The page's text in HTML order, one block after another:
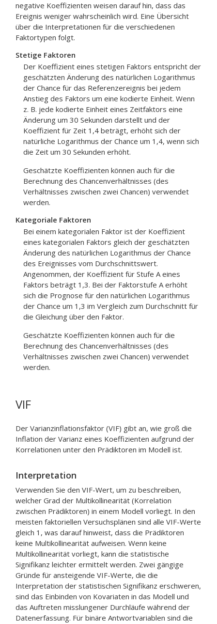
negative Koeffizienten weisen darauf hin, dass das
Ereignis weniger wahrscheinlich wird. Eine Übersicht
über die Interpretationen für die verschiedenen
Faktortypen folgt.
Stetige Faktoren
Der Koeffizient eines stetigen Faktors entspricht der
geschätzten Änderung des natürlichen Logarithmus
der Chance für das Referenzereignis bei jedem
Anstieg des Faktors um eine kodierte Einheit. Wenn
z. B. jede kodierte Einheit eines Zeitfaktors eine
Änderung um 30 Sekunden darstellt und der
Koeffizient für Zeit 1,4 beträgt, erhöht sich der
natürliche Logarithmus der Chance um 1,4, wenn sich
die Zeit um 30 Sekunden erhöht.
Geschätzte Koeffizienten können auch für die
Berechnung des Chancenverhältnisses (des
Verhältnisses zwischen zwei Chancen) verwendet
werden.
Kategoriale Faktoren
Bei einem kategorialen Faktor ist der Koeffizient
eines kategorialen Faktors gleich der geschätzten
Änderung des natürlichen Logarithmus der Chance
des Ereignisses vom Durchschnittswert.
Angenommen, der Koeffizient für Stufe A eines
Faktors beträgt 1,3. Bei der Faktorstufe A erhöht
sich die Prognose für den natürlichen Logarithmus
der Chance um 1,3 im Vergleich zum Durchschnitt für
die Gleichung über den Faktor.
Geschätzte Koeffizienten können auch für die
Berechnung des Chancenverhältnisses (des
Verhältnisses zwischen zwei Chancen) verwendet
werden.
VIF
Der Varianzinflationsfaktor (VIF) gibt an, wie groß die
Inflation der Varianz eines Koeffizienten aufgrund der
Korrelationen unter den Prädiktoren im Modell ist.
Interpretation
Verwenden Sie den VIF-Wert, um zu beschreiben,
welcher Grad der Multikollinearität (Korrelation
zwischen Prädiktoren) in einem Modell vorliegt. In den
meisten faktoriellen Versuchsplänen sind alle VIF-Werte
gleich 1, was darauf hinweist, dass die Prädiktoren
keine Multikollinearität aufweisen. Wenn keine
Multikollinearität vorliegt, kann die statistische
Signifikanz leichter ermittelt werden. Zwei gängige
Gründe für ansteigende VIF-Werte, die die
Interpretation der statistischen Signifikanz erschweren,
sind das Einbinden von Kovariaten in das Modell und
das Auftreten misslungener Durchläufe während der
Datenerfassung. Für binäre Antwortvariablen sind die